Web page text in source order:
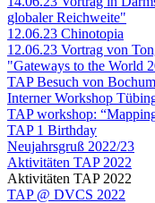
globaler Reichweite"
12.06.23 Chinotopia
12.06.23 Vortrag von
"Gateways to the World
TAP Besuch von Bochum
Interner Workshop
TAP workshop:
TAP 1 Birthday
Neujahrsgruß 2022/23
Aktivitäten TAP 2022
Aktivitäten TAP 2022
TAP @ DVCS 2022